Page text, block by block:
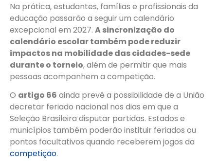
Na prática, estudantes, famílias e profissionais da
educação passarão a seguir um calendário
excepcional em 2027. A sincronização do
calendário escolar também pode reduzir
impactos na mobilidade das cidades-sede
durante o torneio, além de permitir que mais
pessoas acompanhem a competição.
O artigo 66 ainda prevê a possibilidade de a União
decretar feriado nacional nos dias em que a
Seleção Brasileira disputar partidas. Estados e
municípios também poderão instituir feriados ou
pontos facultativos quando receberem jogos da
competição.